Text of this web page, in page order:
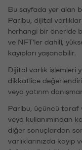
Bu sayfada yer alan
Paribu, dijital
herhangi bir öneride
ve NFT'ler dahil),
kayıpları yaşanabilir.
Dijital varlık işlemleri
dikkatlice
veya yatırım
Paribu, üçüncü taraf
veya kullanımından
diğer sonuçlardan
varlıklarınızda kayıp